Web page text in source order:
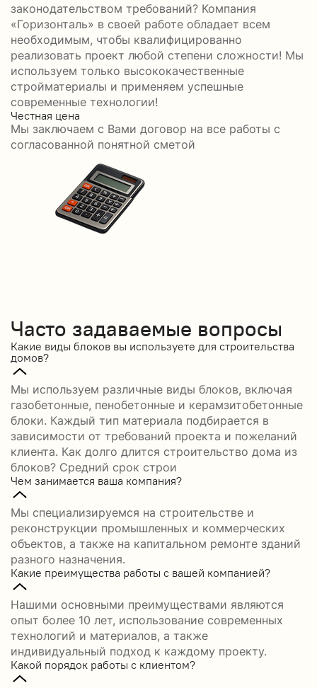
законодательством требований? Компания
«Горизонталь» в своей работе обладает всем
необходимым, чтобы квалифицированно
реализовать проект любой степени сложности! Мы
используем только высококачественные
стройматериалы и применяем успешные
современные технологии!
Честная цена
Мы заключаем с Вами договор на все работы с
согласованной понятной сметой
Часто задаваемые вопросы
Какие виды блоков вы используете для строительства
домов?
Мы используем различные виды блоков, включая
газобетонные, пенобетонные и керамзитобетонные
блоки. Каждый тип материала подбирается в
зависимости от требований проекта и пожеланий
клиента. Как долго длится строительство дома из
блоков? Средний срок строи
Чем занимается ваша компания?
Мы специализируемся на строительстве и
реконструкции промышленных и коммерческих
объектов, а также на капитальном ремонте зданий
разного назначения.
Какие преимущества работы с вашей компанией?
Нашими основными преимуществами являются
опыт более 10 лет, использование современных
технологий и материалов, а также
индивидуальный подход к каждому проекту.
Какой порядок работы с клиентом?